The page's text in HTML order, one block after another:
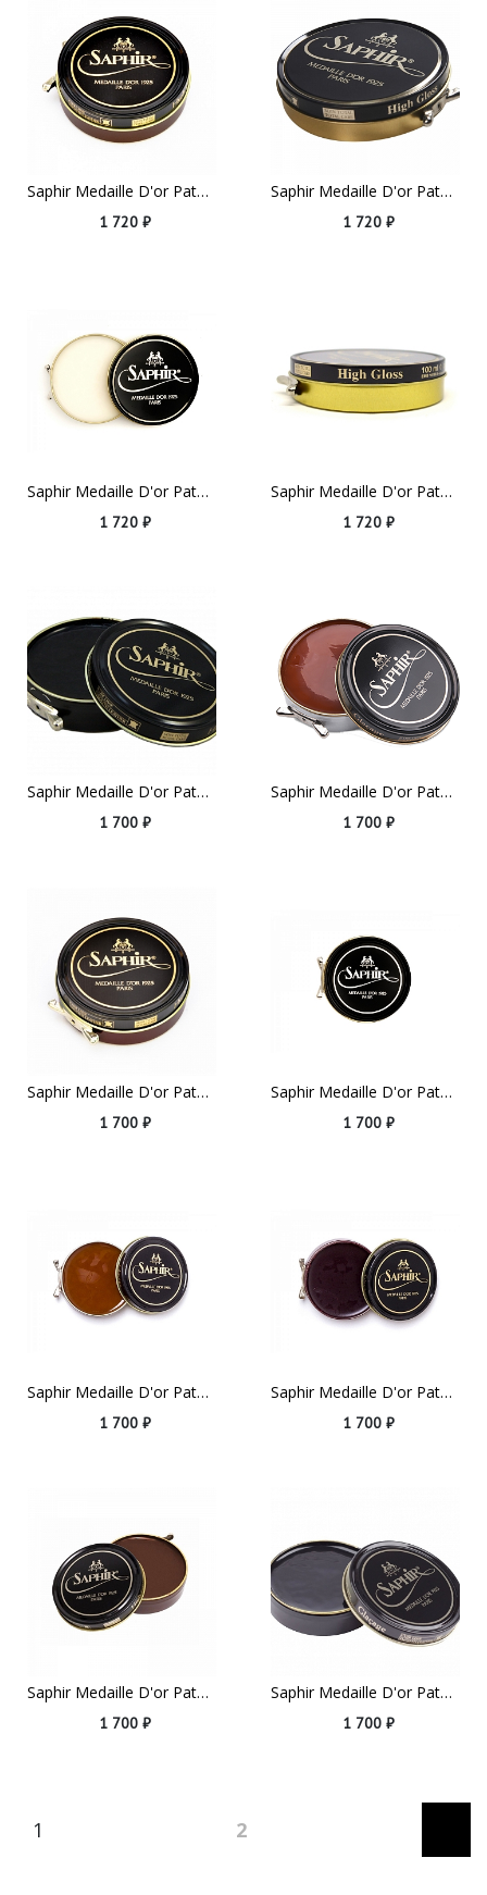
Saphir Medaille D'or Pate De Luxe, 100ml Medium Brown
1 720 ₽
Saphir Medaille D'or Pate De Luxe, 100ml Navy Blue
1 720 ₽
Saphir Medaille D'or Pate De Luxe, 100ml Neutral
1 720 ₽
Saphir Medaille D'or Pate De Luxe, 100ml Yellow
1 720 ₽
Saphir Medaille D'or Pate De Luxe, 50ml Black
1 700 ₽
Saphir Medaille D'or Pate De Luxe, 50ml Cognac
1 700 ₽
Saphir Medaille D'or Pate De Luxe, 50ml Dark Brown
1 700 ₽
Saphir Medaille D'or Pate De Luxe, 50ml Grey
1 700 ₽
Saphir Medaille D'or Pate De Luxe, 50ml Light Brown
1 700 ₽
Saphir Medaille D'or Pate De Luxe, 50ml Mahogany
1 700 ₽
Saphir Medaille D'or Pate De Luxe, 50ml Medium Brown
1 700 ₽
Saphir Medaille D'or Pate De Luxe, 50ml Navy Blue
1 700 ₽
1 2